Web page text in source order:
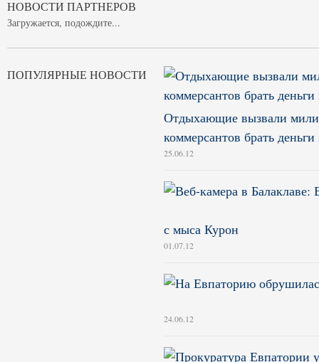
НОВОСТИ ПАРТНЕРОВ
Загружается, подождите...
ПОПУЛЯРНЫЕ НОВОСТИ
Отдыхающие вызвали
коммерсантов брать
25.06.12
с мыса Курон
01.07.12
24.06.12